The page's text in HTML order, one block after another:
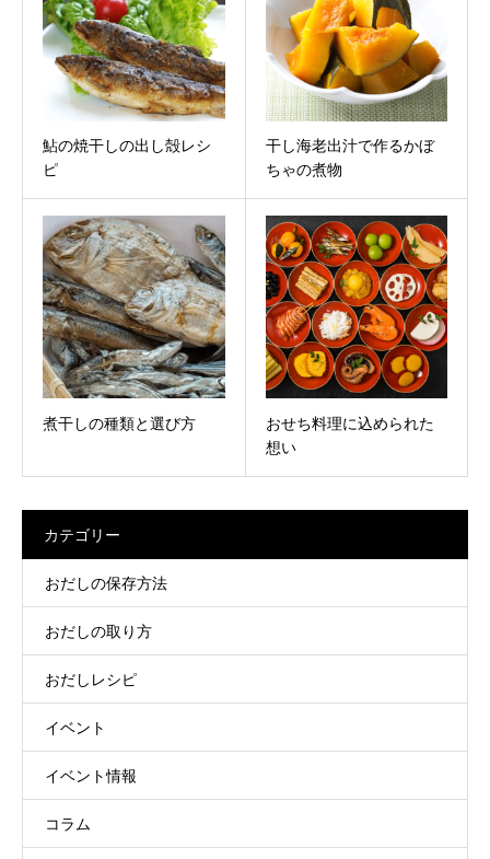
鮎の焼干しの出し殻レシ
ピ
干し海老出汁で作るかぼ
ちゃの煮物
煮干しの種類と選び方
おせち料理に込められた
想い
カテゴリー
おだしの保存方法
おだしの取り方
おだしレシピ
イベント
イベント情報
コラム